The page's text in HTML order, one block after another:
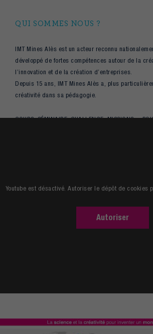
QUI SOMMES NOUS ?
IMT Mines Alès est un acteur reconnu
développé de fortes compétences autour de la
l’innovation et de la création d’entreprises.
Depuis 15 ans, IMT Mines Alès a, plus
créativité dans sa pédagogie.
COURS, SÉMINAIRE, CHALLENGE, MISSIONS…
Youtube est désactivé. Autoriser le dépôt de cookies
Autoriser